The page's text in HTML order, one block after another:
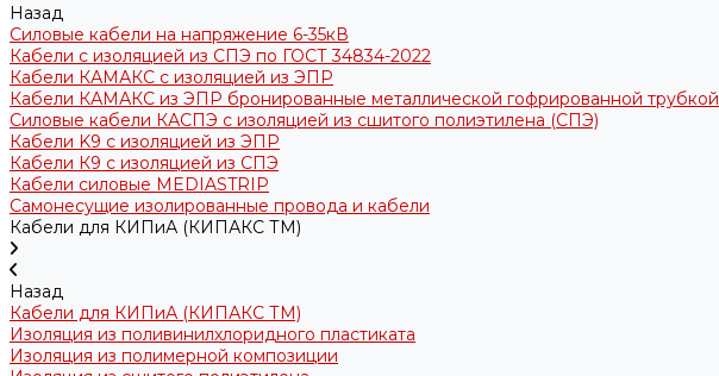
Назад
Силовые кабели на напряжение 6-35кВ
Кабели с изоляцией из СПЭ по ГОСТ 34834-2022
Кабели КАМАКС с изоляцией из ЭПР
Кабели КАМАКС из ЭПР бронированные металлической гофрированной трубкой
Силовые кабели КАСПЭ с изоляцией из сшитого полиэтилена (СПЭ)
Кабели K9 с изоляцией из ЭПР
Кабели К9 с изоляцией из СПЭ
Кабели силовые MEDIASTRIP
Самонесущие изолированные провода и кабели
Кабели для КИПиА (КИПАКС ТМ)
Назад
Кабели для КИПиА (КИПАКС ТМ)
Изоляция из поливинилхлоридного пластиката
Изоляция из полимерной композиции